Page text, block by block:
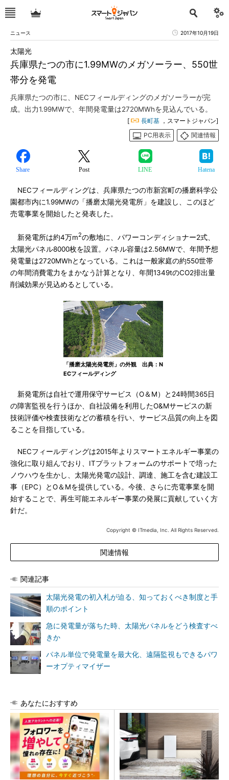
ニュース 2017年10月19日
兵庫県たつの市に1.99MWのメガソーラー、550世
帯分を発電
太陽光
兵庫県たつの市に、NECフィールディングのメガソーラーが完
成。出力1.99MWで、年間発電量は2720MWhを見込んでいる。
[ 長町基 ，スマートジャパン]
PC用表示
関連情報
Share Post LINE Hatena
NECフィールディングは、兵庫県たつの市新宮町の播磨科学公
園都市内に1.99MWの「播磨太陽光発電所」を建設し、このほど
売電事業を開始したと発表した。
新発電所は約4万m2の敷地に、パワーコンディショナー2式、
太陽光パネル8000枚を設置。パネル容量は2.56MWで、年間予想
発電量は2720MWhとなっている。これは一般家庭の約550世帯
の年間消費電力をまかなう計算となり、年間1349tのCO2排出量
削減効果が見込めるとしている。
「播磨太陽光発電所」の外観 出典：N
ECフィールディング
新発電所は自社で運用保守サービス（O＆M）と24時間365日
の障害監視を行うほか、自社設備を利用したO&Mサービスの新
技術評価や検査技術などの蓄積を行い、サービス品質の向上を図
ることを目指している。
NECフィールディングは2015年よりスマートエネルギー事業の
強化に取り組んでおり、ITプラットフォームのサポートで培った
ノウハウを生かし、太陽光発電の設計、調達、施工を含む建設工
事（EPC）とO＆Mを提供している。今後、さらに売電事業を開
始することで、再生可能エネルギー事業の発展に貢献していく方
針だ。
Copyright © ITmedia, Inc. All Rights Reserved.
関連情報
関連記事
太陽光発電の初入札が迫る、知っておくべき制度と手
順のポイント
急に発電量が落ちた時、太陽光パネルをどう検査すべ
きか
パネル単位で発電量を最大化、遠隔監視もできるパワ
ーオプティマイザー
あなたにおすすめ